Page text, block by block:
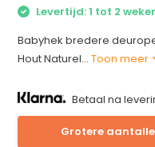
Levertijd: 1 tot 2
Babyhek bredere
Hout Naturel...Toon meer
Betaal na
Grotere